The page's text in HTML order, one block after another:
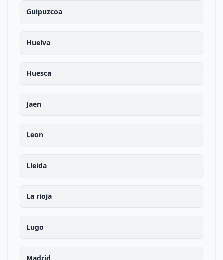
Guipuzcoa
Huelva
Huesca
Jaen
Leon
Lleida
La rioja
Lugo
Madrid